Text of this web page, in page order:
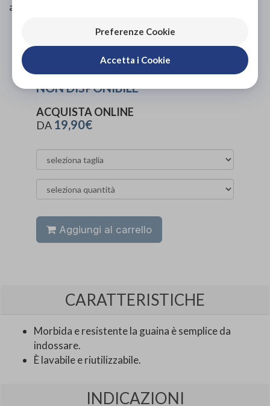
antibatterico e traspirante.
PROVA E ACQUISTA IN NEGOZIO
NON DISPONIBILE
PROVA E NOLEGGIA IN NEGOZIO
NON DISPONIBILE
ACQUISTA ONLINE
DA 19,90€
Aggiungi al carrello
CARATTERISTICHE
Morbida e resistente la guaina è semplice da
indossare.
È lavabile e riutilizzabile.
INDICAZIONI
Preferenze Cookie
Accetta i Cookie